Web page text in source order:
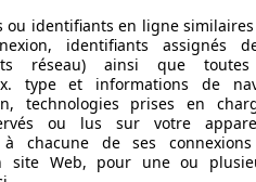
nm
ccm
manuelle
ou identifiants en ligne
identifiants assignés
réseau) ainsi que
type et informations de
technologies prises en
ou lus sur votre
à chacune de ses
site Web, pour une ou